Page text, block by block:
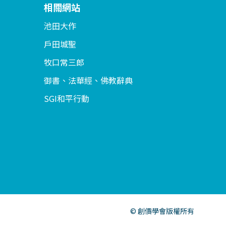
相關網站
池田大作
戶田城聖
牧口常三郎
御書、法華經、佛教辭典
SGI和平行動
© 創價學會版權所有